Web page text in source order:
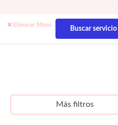
Eliminar filtros
Más filtros